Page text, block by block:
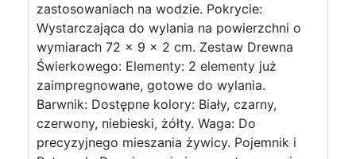
zastosowaniach na wodzie. Pokrycie:
Wystarczająca do wylania na powierzchni o
wymiarach 72 x 9 x 2 cm. Zestaw Drewna
Świerkowego: Elementy: 2 elementy już
zaimpregnowane, gotowe do wylania.
Barwnik: Dostępne kolory: Biały, czarny,
czerwony, niebieski, żółty. Waga: Do
precyzyjnego mieszania żywicy. Pojemnik i